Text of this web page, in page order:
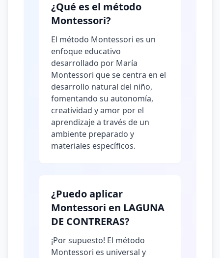
¿Qué es el método
Montessori?
El método Montessori es un
enfoque educativo
desarrollado por María
Montessori que se centra en el
desarrollo natural del niño,
fomentando su autonomía,
creatividad y amor por el
aprendizaje a través de un
ambiente preparado y
materiales específicos.
¿Puedo aplicar
Montessori en LAGUNA
DE CONTRERAS?
¡Por supuesto! El método
Montessori es universal y